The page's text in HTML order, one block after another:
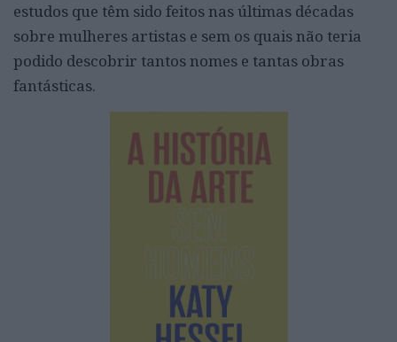
estudos que têm sido feitos nas últimas décadas
sobre mulheres artistas e sem os quais não teria
podido descobrir tantos nomes e tantas obras
fantásticas.